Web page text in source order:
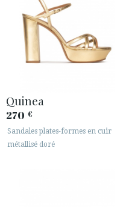
Quinea
270 €
Sandales plates-formes en cuir
métallisé doré